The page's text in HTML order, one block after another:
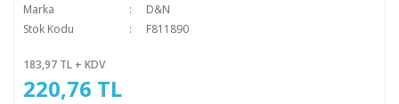
Marka
D&N
Stok Kodu
F811890
183,97 TL + KDV
220,76 TL